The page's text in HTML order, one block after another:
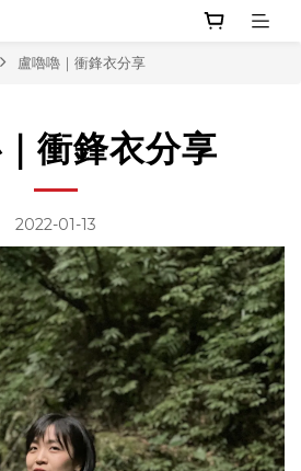
盧嚕嚕｜衝鋒衣分享
衝鋒衣分享
2022-01-13